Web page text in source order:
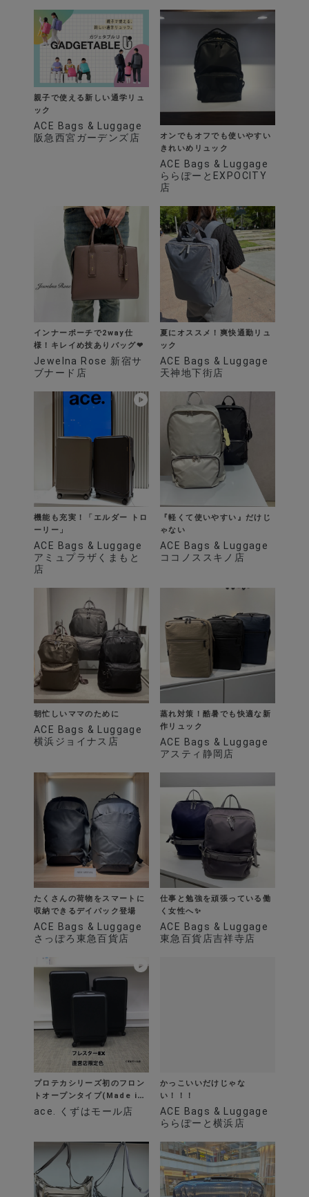
親子で使える新しい通学リュ
ック
ACE Bags & Luggage
阪急西宮ガーデンズ店
オンでもオフでも使いやすい
きれいめリュック
ACE Bags & Luggage
ららぽーとEXPOCITY
店
インナーポーチで2way仕
様！キレイめ技ありバッグ❤︎
Jewelna Rose 新宿サ
ブナード店
夏にオススメ！爽快通勤リュ
ック
ACE Bags & Luggage
天神地下街店
機能も充実！「エルダー トロ
ーリー」
ACE Bags & Luggage
アミュプラザくまもと
店
『軽くて使いやすい』だけじ
ゃない
ACE Bags & Luggage
ココノススキノ店
朝忙しいママのために
ACE Bags & Luggage
横浜ジョイナス店
蒸れ対策！酷暑でも快適な新
作リュック
ACE Bags & Luggage
アスティ静岡店
たくさんの荷物をスマートに
収納できるデイパック登場
ACE Bags & Luggage
さっぽろ東急百貨店
仕事と勉強を頑張っている働
く女性へ✨
ACE Bags & Luggage
東急百貨店吉祥寺店
プロテカシリーズ初のフロン
トオープンタイプ(Made in
Japan)
ace. くずはモール店
かっこいいだけじゃな
ACE Bags & Luggage
ららぽーと横浜店